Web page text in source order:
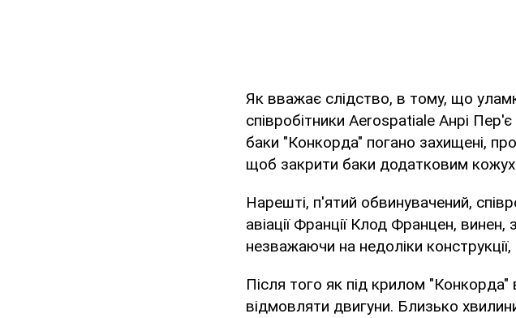
Як вважає слідство, в тому, що
співробітники Aerospatiale Анрі
баки "Конкорда" погано захищені,
щоб закрити баки додатковим
Нарешті, п'ятий обвинувачений,
авіації Франції Клод Францен,
незважаючи на недоліки
Після того як під крилом "Конкорда"
відмовляти двигуни. Близько